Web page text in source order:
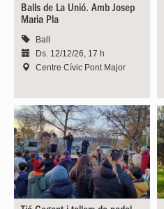
Balls de La Unió. Amb Josep
Maria Pla
Ball
Ds. 12/12/26, 17 h
Centre Cívic Pont Major